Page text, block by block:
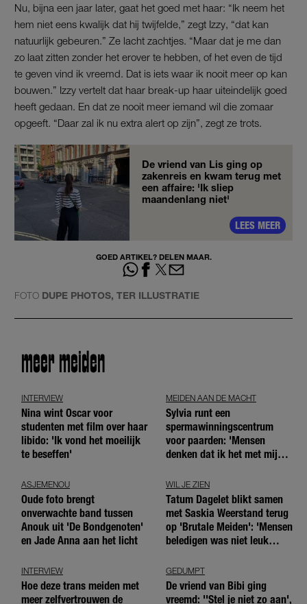
Nu, bijna een jaar later, gaat het goed met haar: “Ik neem het
hem niet eens kwalijk dat hij twijfelde,” zegt Izzy, “dat kan
natuurlijk gebeuren.” Ze lacht zachtjes. “Maar dat je me dan
zo laat zitten zonder het erover te hebben, of het even de tijd
te geven vind ik vreemd. Dat is iets waar ik nooit meer op kan
bouwen.” Izzy vertelt dat haar break-up haar uiteindelijk goed
heeft gedaan. En dat ze nooit meer iemand wil die zomaar
opgeeft. “Daar zal ik nu extra alert op zijn”, zegt ze trots.
De vriend van Lis ging op
zakenreis en kwam terug met
een affaire: 'Ik sliep
maandenlang niet'
LEES MEER
GOED ARTIKEL? DELEN MAAR.
FOTO DUPE PHOTOS, TER ILLUSTRATIE
meer meiden
INTERVIEW
Nina wint Oscar voor
studenten met film over haar
libido: 'Ik vond het moeilijk
te beseffen'
MEIDEN AAN DE MACHT
Sylvia runt een
spermawinningscentrum
voor paarden: 'Mensen
denken dat ik het met mijn
ASJEMENOU
Oude foto brengt
onverwachte band tussen
Anouk uit 'De Bondgenoten'
en Jade Anna aan het licht
WIL JE ZIEN
Tatum Dagelet blikt samen
met Saskia Weerstand terug
op 'Brutale Meiden': 'Mensen
beledigen was niet leuk
INTERVIEW
Hoe deze trans meiden met
meer zelfvertrouwen de
GEDUMPT
De vriend van Bibi ging
vreemd: ''Stel je niet zo aan',